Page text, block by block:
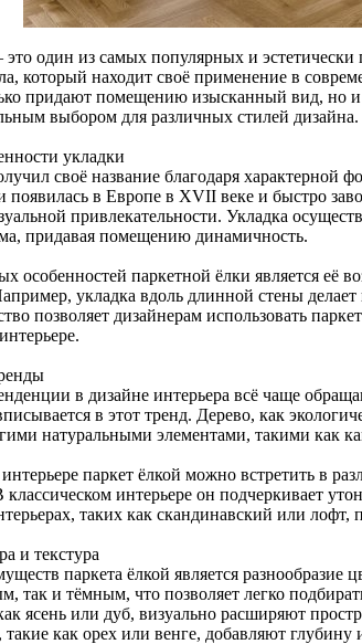
один из самых популярных и эстетически
который находит своё применение в
придают помещению изысканный вид, но
выбором для различных стилей дизайна.
укладки
своё название благодаря
появилась в Европе в XVII веке и быстро
привлекательности. Укладка
придавая помещению динамичность.
особенностей паркетной ёлки является её
укладка вдоль длинной стены
позволяет дизайнерам использовать
в дизайне интерьера всё чаще
в этот тренд. Дерево, как
натуральными элементами, такими как
паркет ёлкой можно встретить в
интерьере он подчеркивает
таких как скандинавский или лофт,
и текстура
паркета ёлкой является разнообразие
так и тёмным, что позволяет легко
ясень или дуб, визуально расширяют
как орех или венге, добавляют глубину